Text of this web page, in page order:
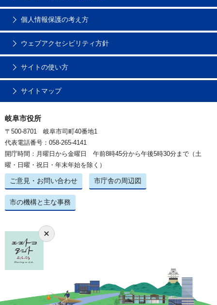
個人情報保護の考え方
ウェブアクセシビリティ方針
サイトの使い方
サイトマップ
岐阜市役所
〒500-8701 岐阜市司町40番地1
代表電話番号：058-265-4141
開庁時間：月曜日から金曜日 午前8時45分から午後5時30分まで（土
曜・日曜・祝日・年末年始を除く）
ご意見・お問い合わせ 市庁舎の周辺図
市の機構と主な事務